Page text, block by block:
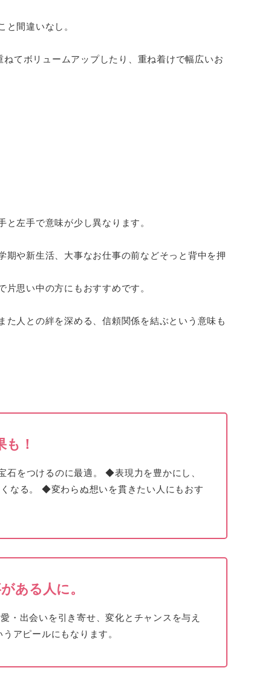
間違いなし。
てボリュームアップしたり、重ね着けで幅広いお
左手で意味が少し異なります。
や新生活、大事なお仕事の前などそっと背中を押
思い中の方にもおすすめです。
人との絆を深める、信頼関係を結ぶという意味も
！
石をつけるのに最適。 ◆表現力を豊かに し、
なる。 ◆変わらぬ想いを貫きたい 人にもおす
ある人に。
・出会いを引き寄せ、変化とチャンス を与え
アピールにもなります。